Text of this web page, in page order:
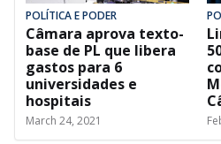
POLÍTICA E PODER
Câmara aprova texto-
base de PL que libera
gastos para 6
universidades e
hospitais
March 24, 2021